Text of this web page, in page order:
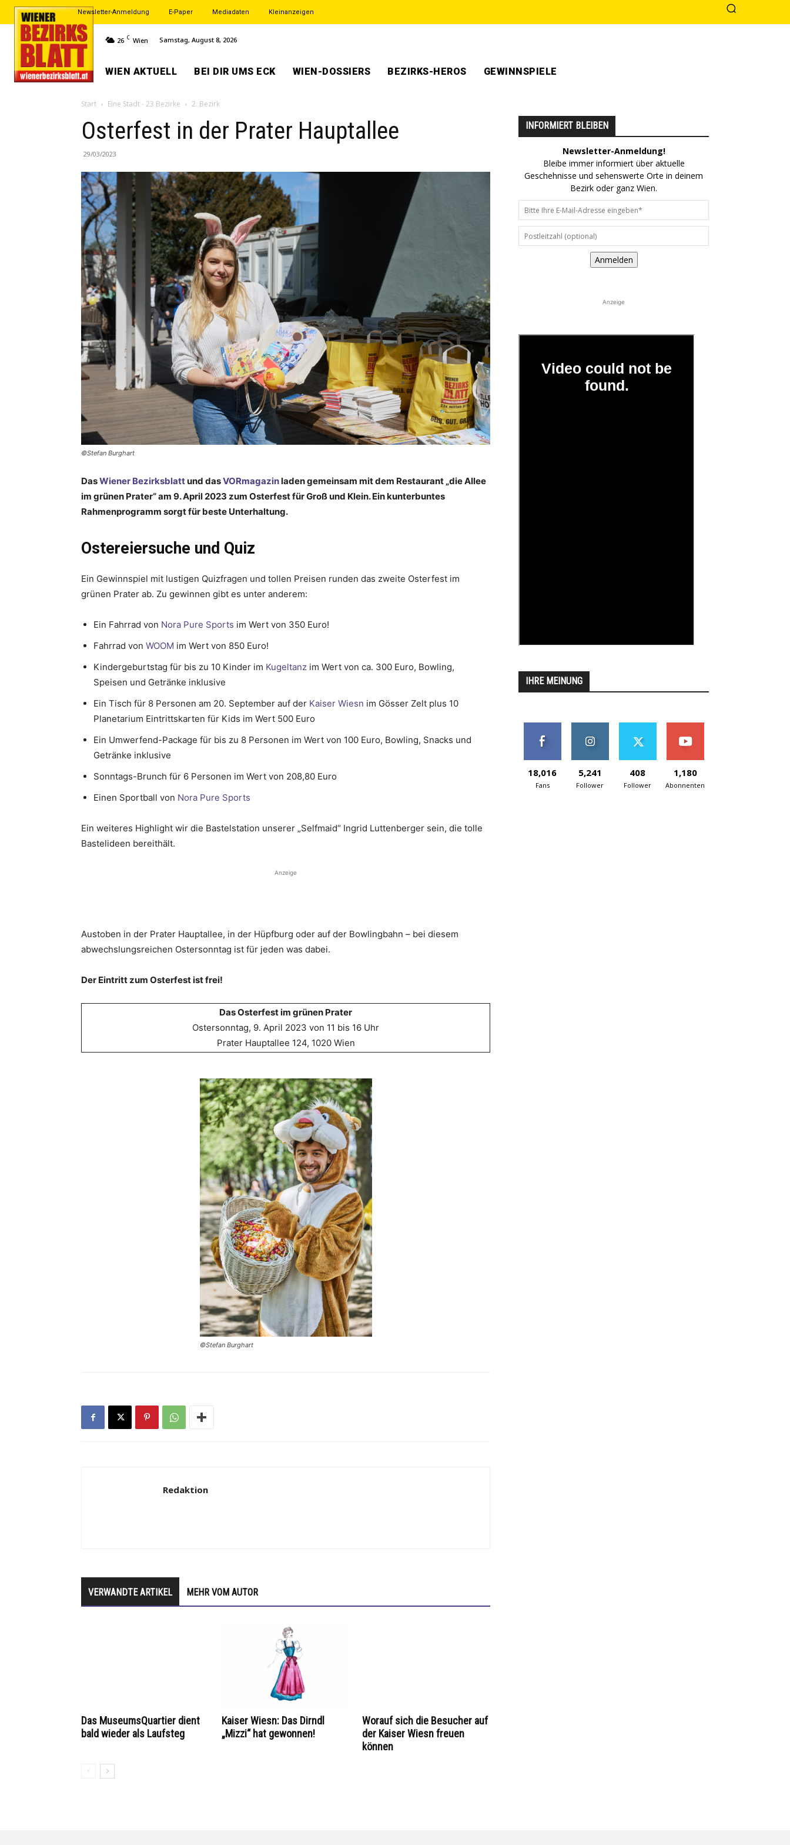
Newsletter-Anmeldung E-Paper Mediadaten Kleinanzeigen
26 C Wien Samstag, August 8, 2026
WIEN AKTUELL BEI DIR UMS ECK WIEN-DOSSIERS BEZIRKS-HEROS GEWINNSPIELE
Start Eine Stadt - 23 Bezirke 2. Bezirk
Osterfest in der Prater Hauptallee
29/03/2023
©Stefan Burghart
DasWiener Bezirksblattund dasVORmagazinladen gemeinsam mit dem Restaurant „die Allee
im grünen Prater“ am 9. April 2023 zum Osterfest für Groß und Klein. Ein kunterbuntes
Rahmenprogramm sorgt für beste Unterhaltung.
Ostereiersuche und Quiz
Ein Gewinnspiel mit lustigen Quizfragen und tollen Preisen runden das zweite Osterfest im
grünen Prater ab. Zu gewinnen gibt es unter anderem:
Ein Fahrrad von Nora Pure Sports im Wert von 350 Euro!
Fahrrad von WOOM im Wert von 850 Euro!
Kindergeburtstag für bis zu 10 Kinder im Kugeltanz im Wert von ca. 300 Euro, Bowling,
Speisen und Getränke inklusive
Ein Tisch für 8 Personen am 20. September auf der Kaiser Wiesn im Gösser Zelt plus 10
Planetarium Eintrittskarten für Kids im Wert 500 Euro
Ein Umwerfend-Package für bis zu 8 Personen im Wert von 100 Euro, Bowling, Snacks und
Getränke inklusive
Sonntags-Brunch für 6 Personen im Wert von 208,80 Euro
Einen Sportball von Nora Pure Sports
Ein weiteres Highlight wir die Bastelstation unserer „Selfmaid“ Ingrid Luttenberger sein, die tolle
Bastelideen bereithält.
Anzeige
Austoben in der Prater Hauptallee, in der Hüpfburg oder auf der Bowlingbahn – bei diesem
abwechslungsreichen Ostersonntag ist für jeden was dabei.
Der Eintritt zum Osterfest ist frei!
Das Osterfest im grünen Prater
Ostersonntag, 9. April 2023 von 11 bis 16 Uhr
Prater Hauptallee 124, 1020 Wien
©Stefan Burghart
Redaktion
VERWANDTE ARTIKEL MEHR VOM AUTOR
Das MuseumsQuartier dient
bald wieder als Laufsteg
Kaiser Wiesn: Das Dirndl
„Mizzi“ hat gewonnen!
Worauf sich die Besucher auf
der Kaiser Wiesn freuen
können
INFORMIERT BLEIBEN
Newsletter-Anmeldung!
Bleibe immer informiert über aktuelle
Geschehnisse und sehenswerte Orte in deinem
Bezirk oder ganz Wien.
Anmelden
Anzeige
IHRE MEINUNG
18,016
Fans
5,241
Follower
408
Follower
1,180
Abonnenten